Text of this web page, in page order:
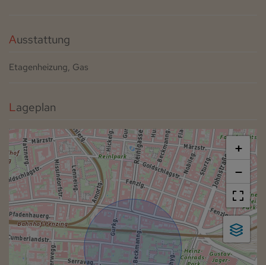
Ausstattung
Etagenheizung Gas
Lageplan
+
−